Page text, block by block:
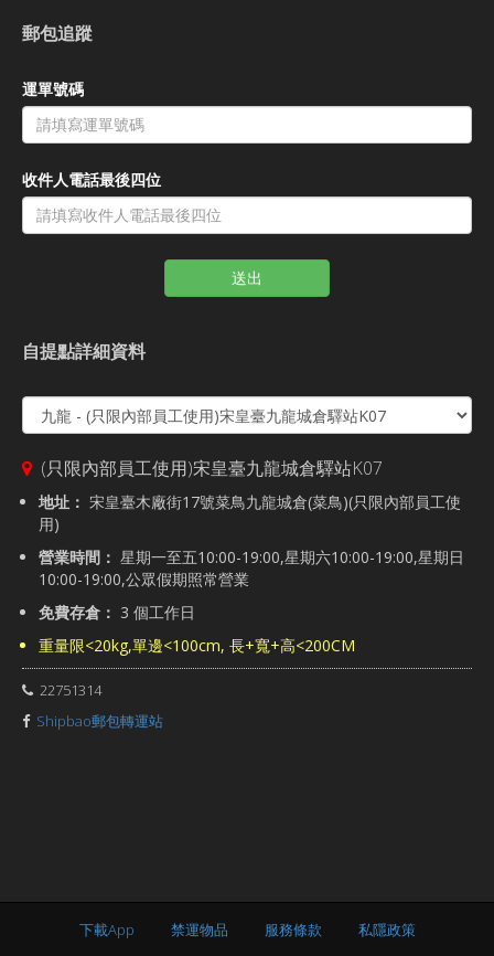
郵包追蹤
運單號碼
收件人電話最後四位
送出
自提點詳細資料
(只限內部員工使用)宋皇臺九龍城倉驛站K07
地址： 宋皇臺木廠街17號菜鳥九龍城倉(菜鳥)(只限內部員工使
用)
營業時間： 星期一至五10:00-19:00,星期六10:00-19:00,星期日
10:00-19:00,公眾假期照常營業
免費存倉： 3 個工作日
重量限<20kg,單邊<100cm, 長+寬+高<200CM
22751314
Shipbao郵包轉運站
下載App 禁運物品 服務條款
私隱政策